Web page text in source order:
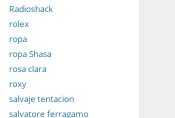
Radioshack
rolex
ropa
ropa Shasa
rosa clara
roxy
salvaje tentacion
salvatore ferragamo